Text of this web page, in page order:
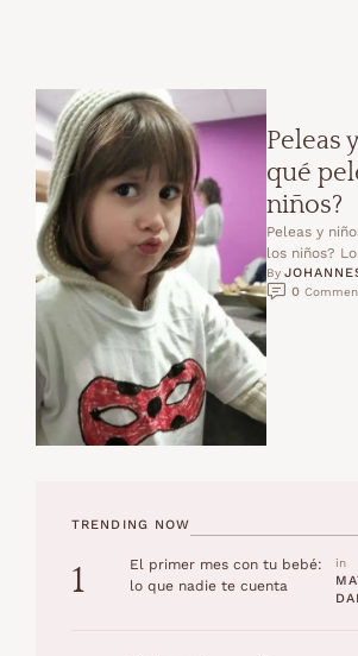
Peleas
qué
niños?
Peleas y
los niños?
entre los
comunes,
By
0
TRENDING NOW
1
El primer mes con tu bebé:
lo que nadie te cuenta
in